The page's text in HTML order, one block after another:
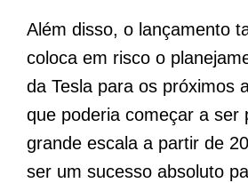
Além disso, o lançamento
coloca em risco o
da Tesla para os próximos
que poderia começar a ser
grande escala a partir de
ser um sucesso absoluto